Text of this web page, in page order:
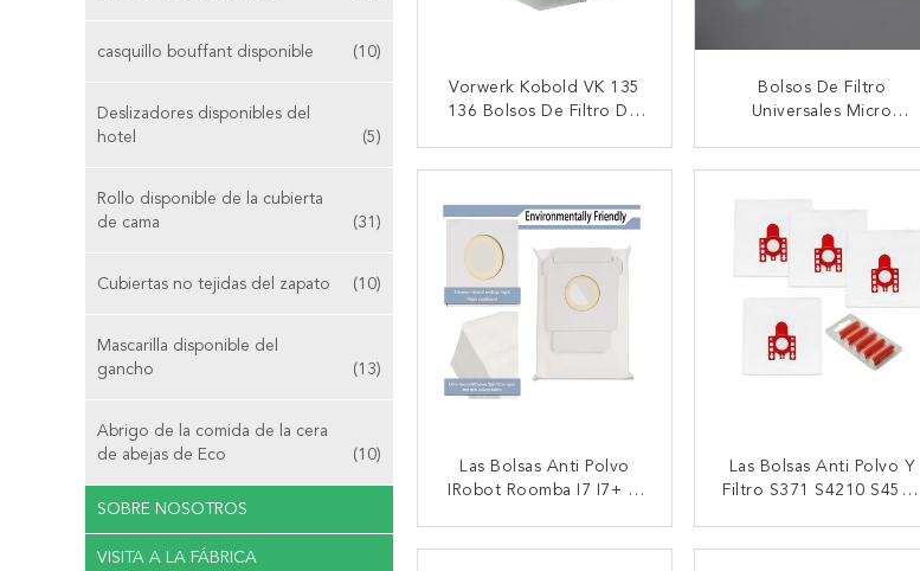
casquillo bouffant disponible (10)
Deslizadores disponibles del
hotel
(5)
Rollo disponible de la cubierta
de cama
(31)
Cubiertas no tejidas del zapato (10)
Mascarilla disponible del
gancho
(13)
Abrigo de la comida de la cera
de abejas de Eco
(10)
SOBRE NOSOTROS
VISITA A LA FÁBRICA
Vorwerk Kobold VK 135
136 Bolsos De Filtro Del
CONTACTAR AHORA
Bolsos De Filtro
Universales Micro
CONTACTAR AHORA
Las Bolsas Anti Polvo
IRobot Roomba I7 I7+ I7
CONTACTAR AHORA
Las Bolsas Anti Polvo Y
Filtro S371 S4210 S4511
CONTACTAR AHORA